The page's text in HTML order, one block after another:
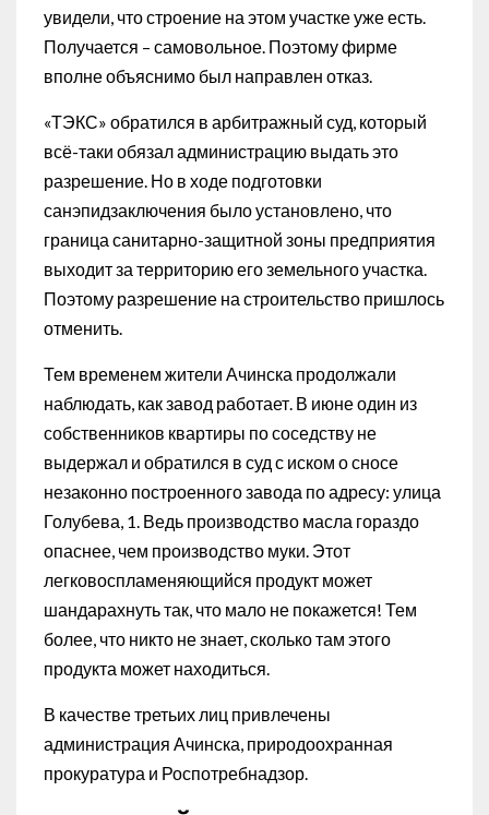
увидели, что строение на этом участке уже есть.
Получается – самовольное. Поэтому фирме
вполне объяснимо был направлен отказ.
«ТЭКС» обратился в арбитражный суд, который
всё-таки обязал администрацию выдать это
разрешение. Но в ходе подготовки
санэпидзаключения было установлено, что
граница санитарно-защитной зоны предприятия
выходит за территорию его земельного участка.
Поэтому разрешение на строительство пришлось
отменить.
Тем временем жители Ачинска продолжали
наблюдать, как завод работает. В июне один из
собственников квартиры по соседству не
выдержал и обратился в суд с иском о сносе
незаконно построенного завода по адресу: улица
Голубева, 1. Ведь производство масла гораздо
опаснее, чем производство муки. Этот
легковоспламеняющийся продукт может
шандарахнуть так, что мало не покажется! Тем
более, что никто не знает, сколько там этого
продукта может находиться.
В качестве третьих лиц привлечены
администрация Ачинска, природоохранная
прокуратура и Роспотребнадзор.